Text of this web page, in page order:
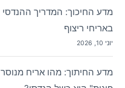
באריחי ריצוף
יוני 10, 2026